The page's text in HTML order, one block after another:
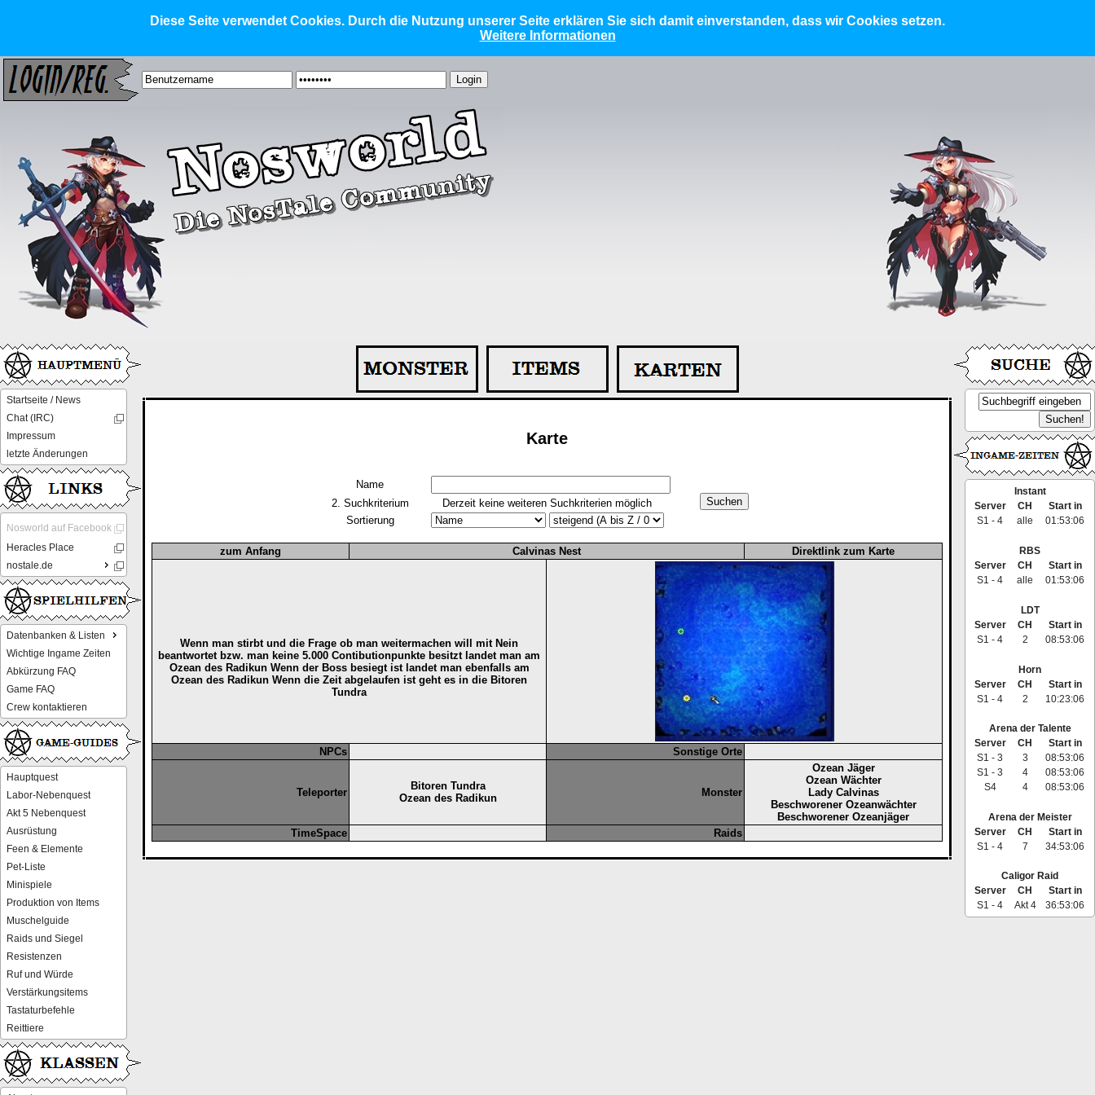
Diese Seite verwendet Cookies. Durch die Nutzung unserer Seite erklären Sie sich damit einverstanden, dass wir Cookies setzen.
Weitere Informationen
Startseite / News
Chat (IRC)
Impressum
letzte Änderungen
Nosworld auf Facebook
Heracles Place
nostale.de
Datenbanken & Listen
Wichtige Ingame Zeiten
Abkürzung FAQ
Game FAQ
Crew kontaktieren
Hauptquest
Labor-Nebenquest
Akt 5 Nebenquest
Ausrüstung
Feen & Elemente
Pet-Liste
Minispiele
Produktion von Items
Muschelguide
Raids und Siegel
Resistenzen
Ruf und Würde
Verstärkungsitems
Tastaturbefehle
Reittiere
Karte
Name
2. Suchkriterium
Derzeit keine weiteren Suchkriterien möglich
Sortierung
zum Anfang Calvinas Nest Direktlink zum Karte
Wenn man stirbt und die Frage ob man weitermachen will mit Nein
beantwortet bzw. man keine 5.000 Contibutionpunkte besitzt landet man am
Ozean des Radikun Wenn der Boss besiegt ist landet man ebenfalls am
Ozean des Radikun Wenn die Zeit abgelaufen ist geht es in die Bitoren
Tundra
NPCs Sonstige Orte
Teleporter
Bitoren Tundra
Ozean des Radikun
Monster
Ozean Jäger
Ozean Wächter
Lady Calvinas
Beschworener Ozeanwächter
Beschworener Ozeanjäger
TimeSpace
Raids
Instant
Server
CH
Start in
S1 - 4
alle 01:53:06
RBS
Server
CH
Start in
S1 - 4
alle 01:53:06
LDT
Server
CH
Start in
S1 - 4
2 08:53:06
Horn
Server
CH
Start in
S1 - 4
2 10:23:06
Arena der Talente
Server
CH
Start in
S1 - 3
3
08:53:06
S1 - 3
4
08:53:06
S4
4 08:53:06
Arena der Meister
Server
CH
Start in
S1 - 4
7 34:53:06
Caligor Raid
Server
CH
Start in
S1 - 4
Akt 4 36:53:06